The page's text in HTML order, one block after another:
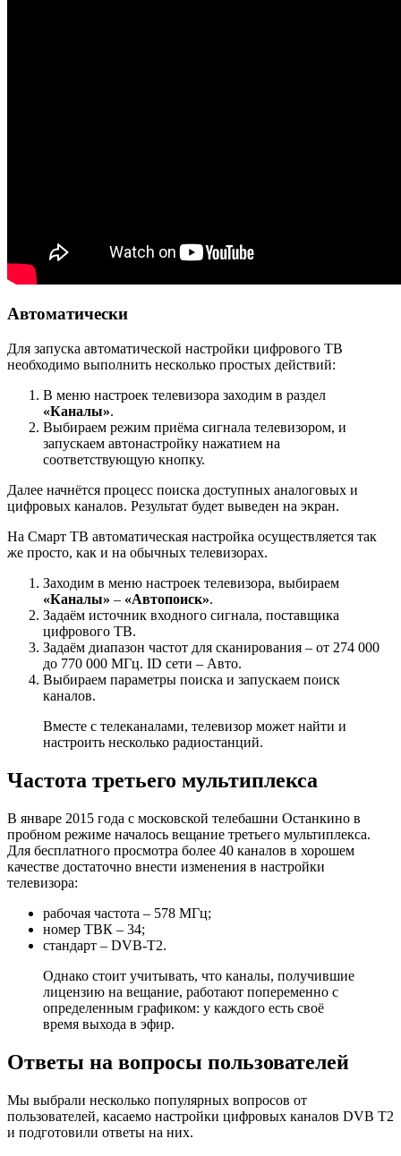
Автоматически
Для запуска автоматической настройки цифрового ТВ
необходимо выполнить несколько простых действий:
В меню настроек телевизора заходим в раздел
«Каналы».
Выбираем режим приёма сигнала телевизором, и
запускаем автонастройку нажатием на
соответствующую кнопку.
Далее начнётся процесс поиска доступных аналоговых и
цифровых каналов. Результат будет выведен на экран.
На Смарт ТВ автоматическая настройка осуществляется так
же просто, как и на обычных телевизорах.
Заходим в меню настроек телевизора, выбираем
«Каналы» – «Автопоиск».
Задаём источник входного сигнала, поставщика
цифрового ТВ.
Задаём диапазон частот для сканирования – от 274 000
до 770 000 МГц. ID сети – Авто.
Выбираем параметры поиска и запускаем поиск
каналов.
Вместе с телеканалами, телевизор может найти и
настроить несколько радиостанций.
Частота третьего мультиплекса
В январе 2015 года с московской телебашни Останкино в
пробном режиме началось вещание третьего мультиплекса.
Для бесплатного просмотра более 40 каналов в хорошем
качестве достаточно внести изменения в настройки
телевизора:
рабочая частота – 578 МГц;
номер ТВК – 34;
стандарт – DVB-T2.
Однако стоит учитывать, что каналы, получившие
лицензию на вещание, работают попеременно с
определенным графиком: у каждого есть своё
время выхода в эфир.
Ответы на вопросы пользователей
Мы выбрали несколько популярных вопросов от
пользователей, касаемо настройки цифровых каналов DVB T2
и подготовили ответы на них.